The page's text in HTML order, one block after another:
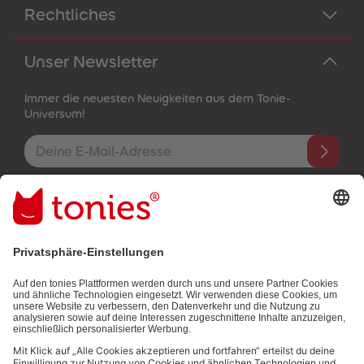
Rechtliches
Unser Newsletter
Immer die neuesten Neuigkeiten aus dem Tonie-
Universum!
E-Mail-Addresse
Mit dem Absenden abonnierst du unseren E-Mail-Newsletter, der
auf den von dir bereitgestellten Informationen (z.B. Account-
informationen) und den von dir zu Werbezwecken bereitgestellten
Datenschutzbestimmungen.
Bezahlmethoden: